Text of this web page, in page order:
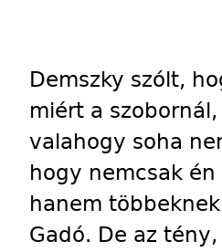
Demszky szólt,
miért a
valahogy soha
hogy nemcsak
hanem
Gadó. De az